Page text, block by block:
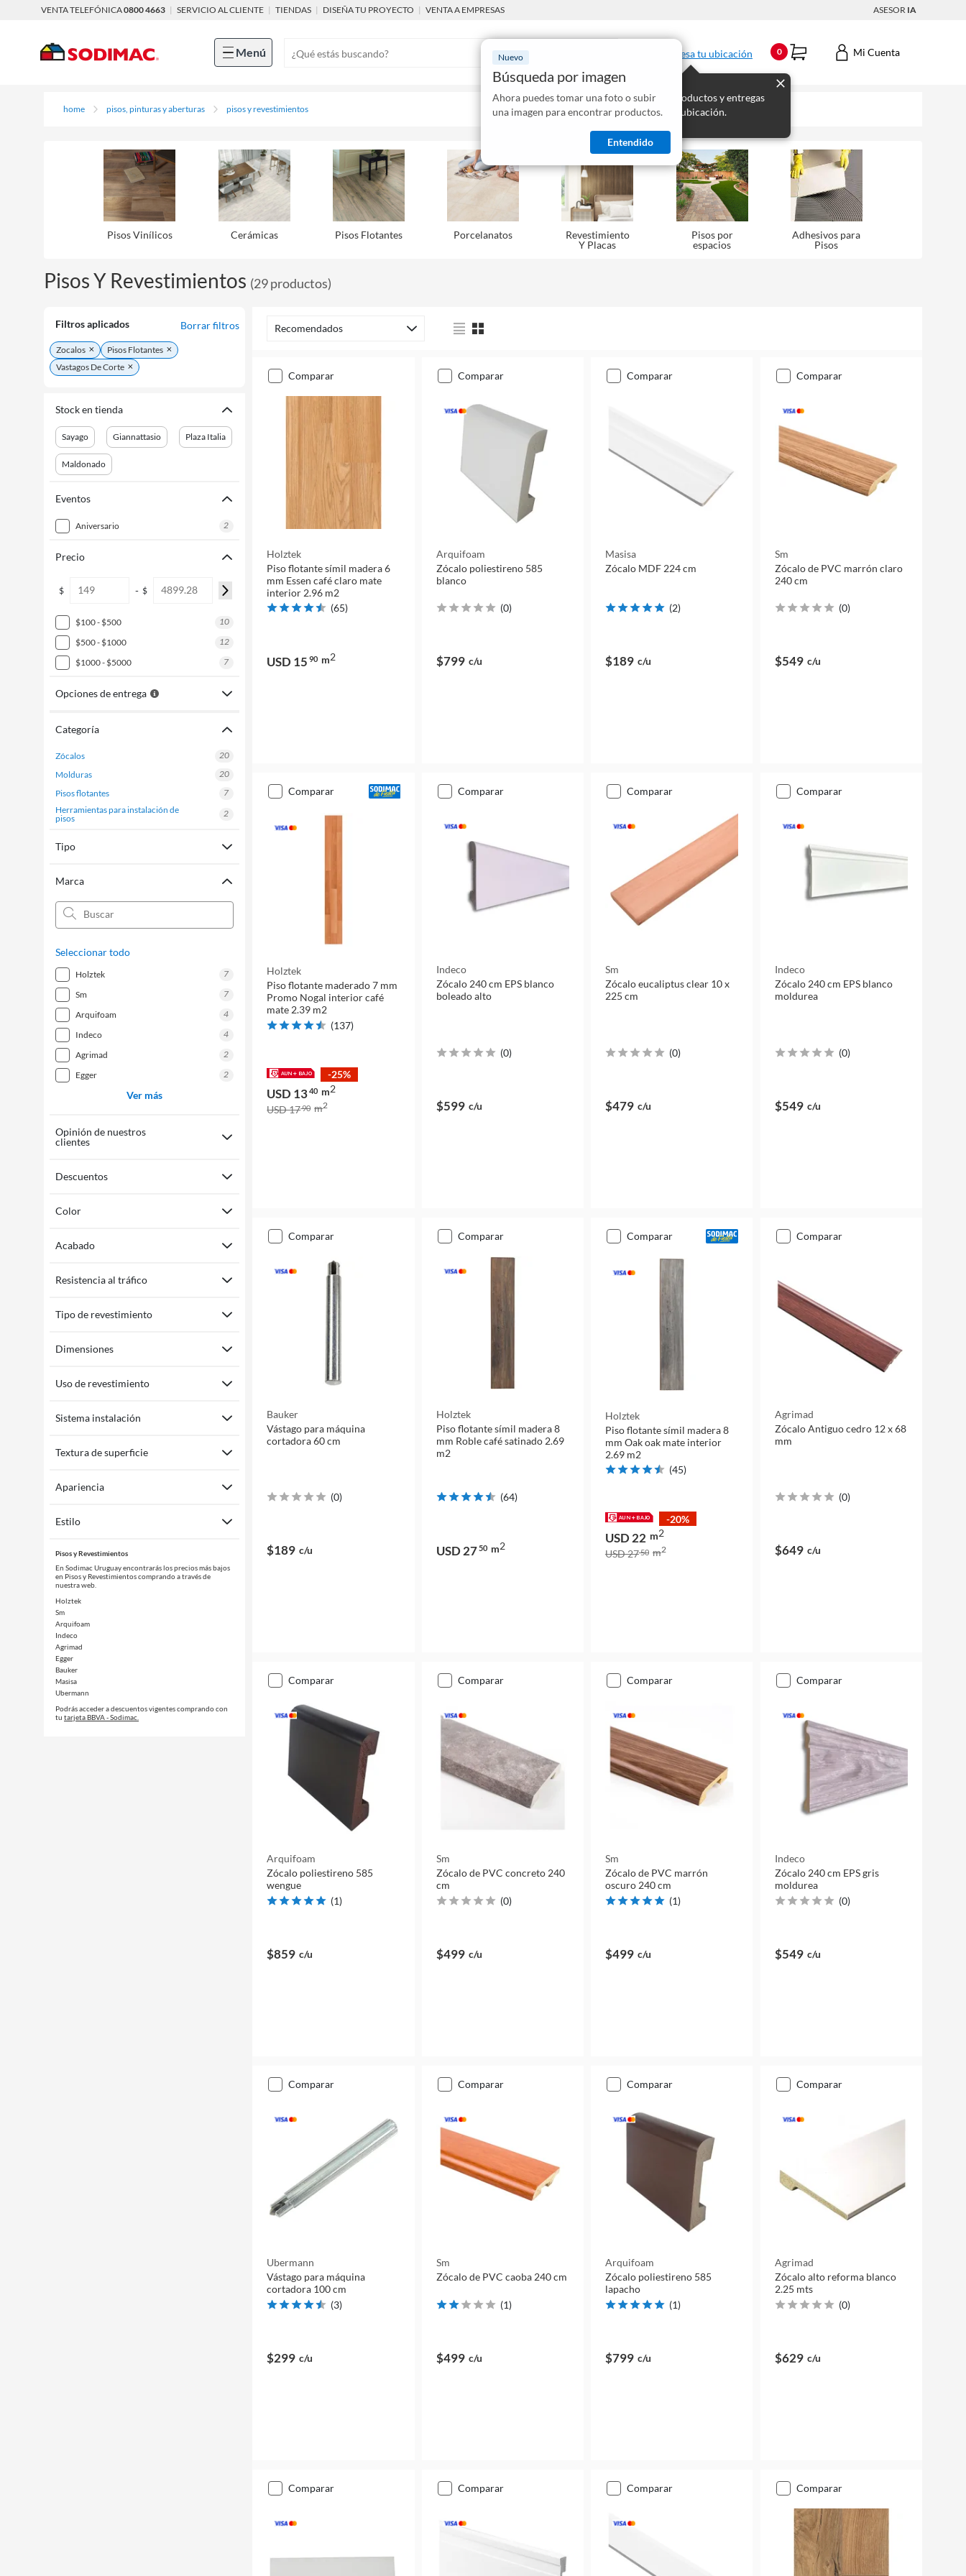
VENTA TELEFÓNICA0800 4663 | SERVICIO AL CLIENTE | TIENDAS | DISEÑA TU PROYECTO | VENTA A EMPRESAS ASESOR IA
Menú Nuevo
Búsqueda por imagen
Ahora puedes tomar una foto o subir
una imagen para encontrar productos.
Entendido
Ingresa tu ubicación
Mostraremos los productos y entregas
disponibles para tu ubicación.
0 Mi Cuenta
home pisos, pinturas y aberturas pisos y revestimientos
Pisos Viní­licos Cerámicas Pisos Flotantes Porcelanatos
Revestimiento
Y Placas
Pisos por
espacios
Adhesivos para
Pisos
Pisos Y Revestimientos (29productos)
Filtros aplicados Borrar filtros
Zocalos
Pisos Flotantes
Vastagos De Corte
Stock en tienda
Sayago Giannattasio Plaza Italia
Maldonado
Eventos
aniversario 2
Precio
$ - $
$100 - $500
10
$500 - $1000
12
$1000 - $5000
7
Opciones de entrega
Categoría
zócalos
20
molduras
20
pisos flotantes
7
herramientas para instalación de
pisos
2
Tipo
Marca
Seleccionar todo
holztek
7
sm
7
arquifoam
4
indeco
4
agrimad
2
egger
2
Ver más
Opinión de nuestros
clientes
Descuentos
Color
Acabado
Resistencia al tráfico
Tipo de revestimiento
Dimensiones
Uso de revestimiento
Sistema instalación
Textura de superficie
Apariencia
Estilo
Pisos y Revestimientos
En Sodimac Uruguay encontrarás los precios más bajos
en Pisos y Revestimientos comprando a través de
nuestra web.
Holztek
Sm
Arquifoam
Indeco
Agrimad
Egger
Bauker
Masisa
Ubermann
Podrás acceder a descuentos vigentes comprando con
tu tarjeta BBVA - Sodimac.
Recomendados
comparar
Holztek
Piso flotante símil madera 6
mm Essen café claro mate
interior 2.96 m2
(65)
USD 15 90 m2
comparar
Arquifoam
Zócalo poliestireno 585
blanco
(0)
$799 c/u
comparar
Masisa
Zócalo MDF 224 cm
(2)
$189 c/u
comparar
Sm
Zócalo de PVC marrón claro
240 cm
(0)
$549 c/u
comparar
Holztek
Piso flotante maderado 7 mm
Promo Nogal interior café
mate 2.39 m2
(137)
-25%
USD 1340 m2
USD 1790 m2
comparar
Indeco
Zócalo 240 cm EPS blanco
boleado alto
(0)
$599 c/u
comparar
Sm
Zócalo eucaliptus clear 10 x
225 cm
(0)
$479 c/u
comparar
Indeco
Zócalo 240 cm EPS blanco
moldurea
(0)
$549 c/u
comparar
Bauker
Vástago para máquina
cortadora 60 cm
(0)
$189 c/u
comparar
Holztek
Piso flotante símil madera 8
mm Roble café satinado 2.69
m2
(64)
USD 2750 m2
comparar
Holztek
Piso flotante símil madera 8
mm Oak oak mate interior
2.69 m2
(45)
-20%
USD 22 m2
USD 2750 m2
comparar
Agrimad
Zócalo Antiguo cedro 12 x 68
mm
(0)
$649 c/u
comparar
Arquifoam
Zócalo poliestireno 585
wengue
(1)
$859 c/u
comparar
Sm
Zócalo de PVC concreto 240
cm
(0)
$499 c/u
comparar
Sm
Zócalo de PVC marrón
oscuro 240 cm
(1)
$499 c/u
comparar
Indeco
Zócalo 240 cm EPS gris
moldurea
(0)
$549 c/u
comparar
Ubermann
Vástago para máquina
cortadora 100 cm
(3)
$299 c/u
comparar
Sm
Zócalo de PVC caoba 240 cm
(1)
$499 c/u
comparar
Arquifoam
Zócalo poliestireno 585
lapacho
(1)
$799 c/u
comparar
Agrimad
Zócalo alto reforma blanco
2.25 mts
(0)
$629 c/u
comparar comparar comparar comparar